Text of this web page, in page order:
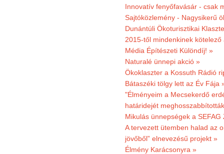
Innovatív fenyőfavásár - csak
Sajtóközlemény - Nagysikerű
Dunántúli Ökoturisztikai
2015-től mindenkinek
Média Építészeti Különdíj! »
Naturalé ünnepi akció »
Ökoklaszter a Kossuth Rádió
Bátaszéki tölgy lett az Év Fája
"Élményeim a Mecsekerdő
határidejét
Mikulás ünnepségek a SEFAG
A tervezett ütemben halad az
jövőből” elnevezésű projekt »
Élmény Karácsonyra »